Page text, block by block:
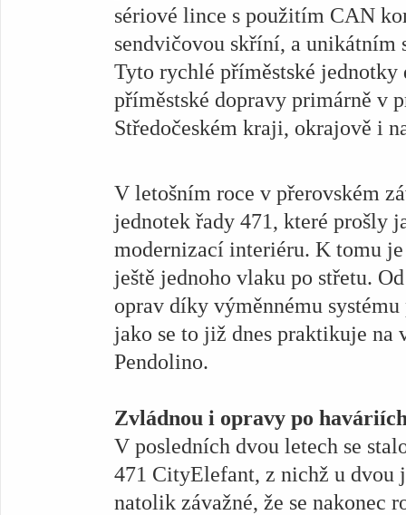
sériové lince s použitím CAN
sendvičovou skříní, a unikátním
Tyto rychlé příměstské jednotky
příměstské dopravy primárně v
Středočeském kraji, okrajově i
V letošním roce v přerovském
jednotek řady 471, které prošly
modernizací interiéru. K tomu
ještě jednoho vlaku po střetu.
oprav díky výměnnému
jako se to již dnes praktikuje na
Pendolino.
Zvládnou i opravy po
V posledních dvou letech se
471 CityElefant, z nichž u dvou
natolik závažné, že se nakonec